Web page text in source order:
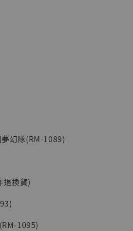
幻隊(RM-1089)
退換貨)
1095)